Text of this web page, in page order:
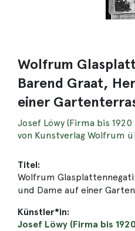
Wolfrum
Barend Graat,
einer
Josef Löwy (Firma bis
von Kunstverlag Wolfrum
Titel:
Wolfrum
und Dame auf einer
Künstler*in:
Josef Löwy (Firma bis